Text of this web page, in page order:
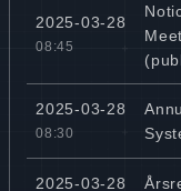
2025-03-28
08:45
2025-03-28
08:30
2025-03-28